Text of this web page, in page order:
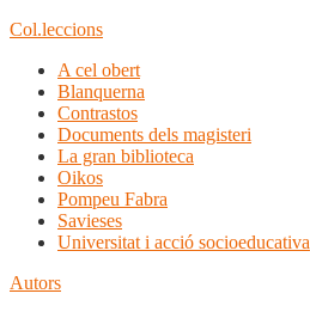
Col.leccions
A cel obert
Blanquerna
Contrastos
Documents dels magisteri
La gran biblioteca
Oikos
Pompeu Fabra
Savieses
Universitat i acció socioeducativa
Autors